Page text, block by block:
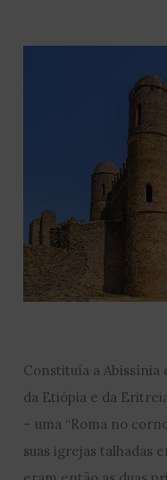
Constituía a
da Etiópia e da
– uma “Roma no
suas igrejas talhadas